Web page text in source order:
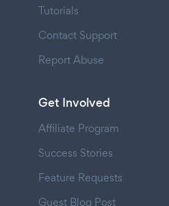
Tutorials
Contact Support
Report Abuse
Get Involved
Affiliate Program
Success Stories
Feature Requests
Guest Blog Post